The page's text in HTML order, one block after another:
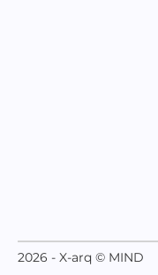
2026 - X-arq © MIND